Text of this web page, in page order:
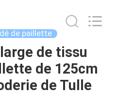
de paillette
de tissu
de 125cm
de Tulle